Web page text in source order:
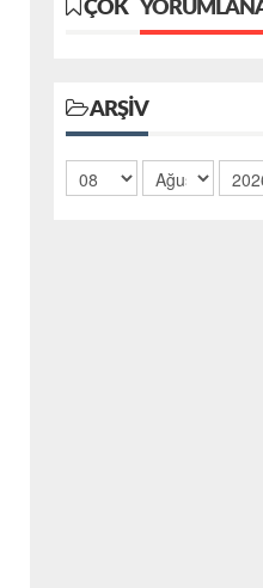
ÇOK
ARŞIV